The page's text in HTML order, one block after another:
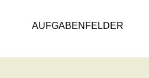
AUFGABENFELDER